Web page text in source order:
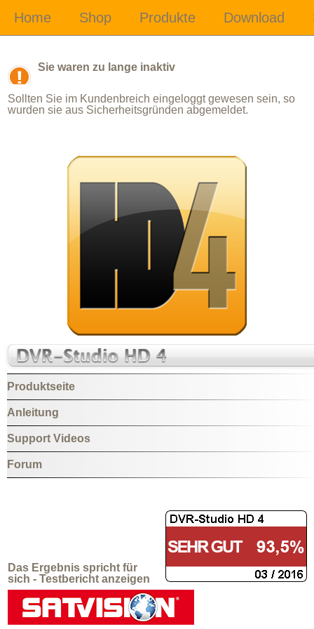
Sie waren zu lange inaktiv
Sollten Sie im Kundenbreich eingeloggt gewesen sein, so
wurden sie aus Sicherheitsgründen abgemeldet.
Produktseite
Anleitung
Support Videos
Forum
Das Ergebnis spricht für
sich - Testbericht anzeigen